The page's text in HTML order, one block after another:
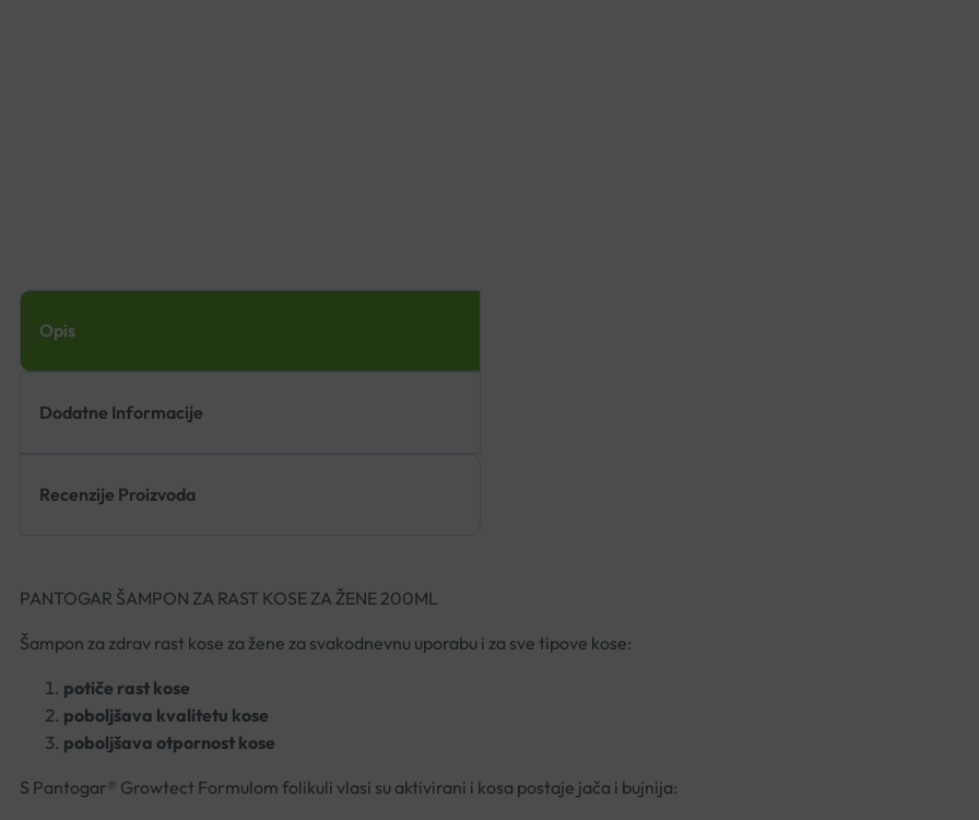
Opis
Dodatne Informacije
Recenzije Proizvoda
PANTOGAR ŠAMPON ZA RAST KOSE ZA ŽENE 200ML
Šampon za zdrav rast kose za žene za svakodnevnu uporabu i za sve tipove kose:
potiče rast kose
poboljšava kvalitetu kose
poboljšava otpornost kose
S Pantogar® Growtect Formulom folikuli vlasi su aktivirani i kosa postaje jača i bujnija: